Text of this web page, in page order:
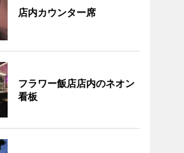
店内カウンター席
フラワー飯店店内のネオン
看板